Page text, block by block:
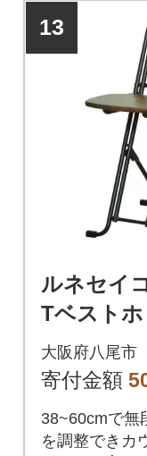
13
ルネセイ
Tベスト
(ダークブ
ック
大阪府八尾市
寄付金額
38~60cmで無
を調整できカ